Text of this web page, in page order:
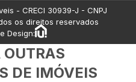
- CRECI 30939-J - CNPJ
os direitos reservados
Design:
OUTRAS
DE IMÓVEIS